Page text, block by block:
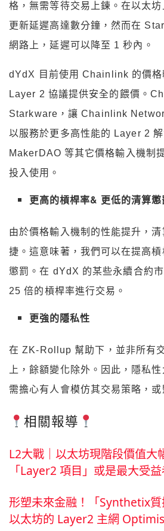
格，無需等待交易上鍊。在以太
更新延遲高達數分鐘，然而在
網路上，延遲可以降至 1 秒內。
dYdX 目前使用 Chainlink 的價格
Layer 2 協議提供安全的餵價。
Starkware，讓 Chainlink
以服務於更多高性能的 Layer 2 解
MakerDAO 等其它價格輸入機制
投入使用。
更高的槓桿率& 更低的清算懲
由於價格輸入機制的性能提升，
捷。這意味著，我們可以在提高
懲罰。在 dYdX 的某些永續合約
25 倍的槓桿率進行交易。
更強的隱私性
在 ZK-Rollup 幫助下，並非所有
上，餘額變化除外。因此，隱私
需擔心有人會模仿其交易策略，或
相關報導
L2大戰｜以太坊現階段價值大
「Layer2 項目」或是最大受
形塑未來金融！「Synthetix
以太坊的 Layer2 主網